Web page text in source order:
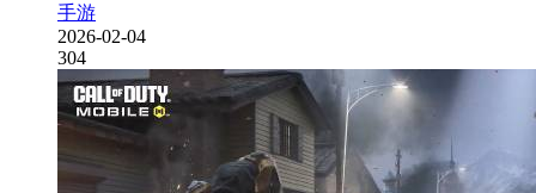
手游
2026-02-04
304